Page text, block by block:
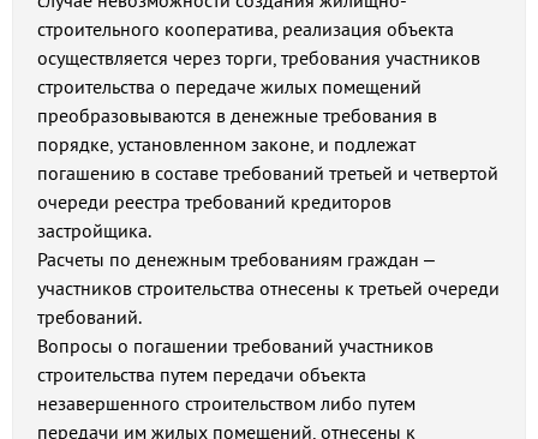
строительного кооператива, реализация объекта
осуществляется через торги, требования участников
строительства о передаче жилых помещений
преобразовываются в денежные требования в
порядке, установленном законе, и подлежат
погашению в составе требований третьей и четвертой
очереди реестра требований кредиторов
застройщика.
Расчеты по денежным требованиям граждан –
участников строительства отнесены к третьей очереди
требований.
Вопросы о погашении требований участников
строительства путем передачи объекта
незавершенного строительством либо путем
передачи им жилых помещений, отнесены к